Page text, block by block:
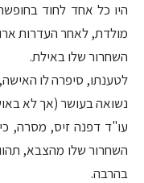
היו כל אחד לחוד
מולדת, לאחר העדרות
השחרור שלו באילת.
לטענתו, סיפרה לו
נשואה בעושר (אך לא
עו"ד דפנה זיס, מסרה,
השחרור שלו מהצבא,
בהרבה.